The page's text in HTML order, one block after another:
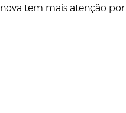
nova tem mais atenção